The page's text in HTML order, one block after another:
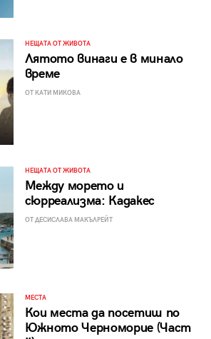
НЕЩАТА ОТ ЖИВОТА
Лятото винаги е в минало
време
ОТ КАТИ МИКОВА
НЕЩАТА ОТ ЖИВОТА
Между морето и
сюрреализма: Кадакес
ОТ ДЕСИСЛАВА МАКЪЛРЕЙТ
МЕСТА
Кои места да посетиш по
Южното Черноморие (Част